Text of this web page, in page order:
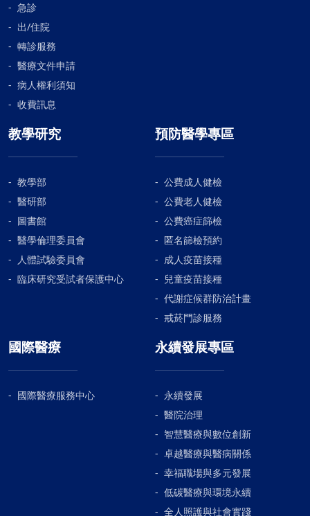
急診
出/住院
轉診服務
醫療文件申請
病人權利須知
收費訊息
教學研究
教學部
醫研部
圖書館
醫學倫理委員會
人體試驗委員會
臨床研究受試者保護中心
預防醫學專區
公費成人健檢
公費老人健檢
公費癌症篩檢
匿名篩檢預約
成人疫苗接種
兒童疫苗接種
代謝症候群防治計畫
戒菸門診服務
國際醫療
國際醫療服務中心
永續發展專區
永續發展
醫院治理
智慧醫療與數位創新
卓越醫療與醫病關係
幸福職場與多元發展
低碳醫療與環境永續
全人照護與社會實踐